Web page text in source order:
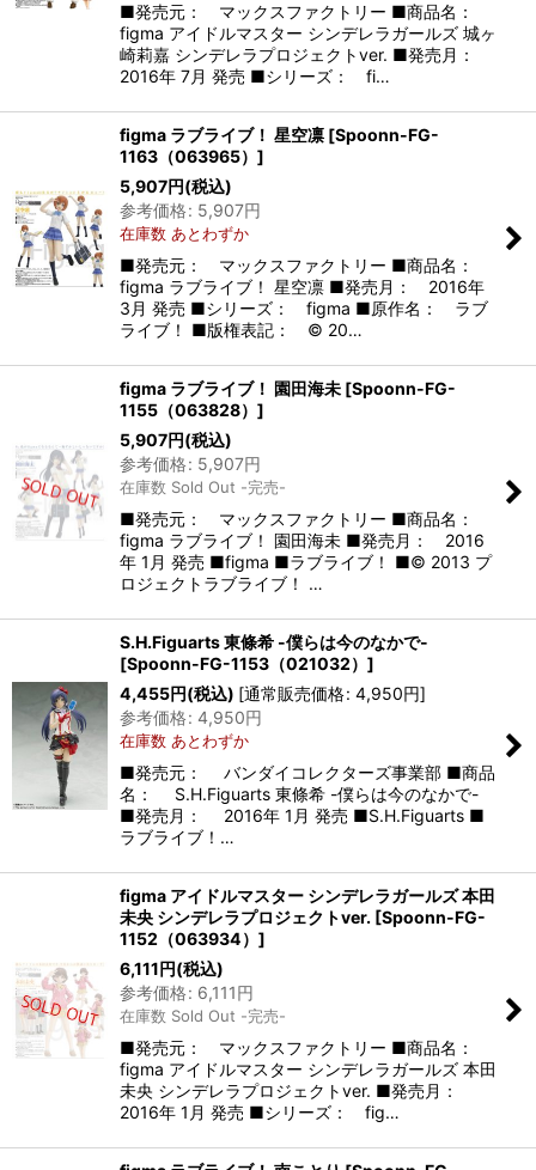
■発売元： マックスファクトリー ■商品名：
figma アイドルマスター シンデレラガールズ 城ヶ
崎莉嘉 シンデレラプロジェクトver. ■発売月：
2016年 7月 発売 ■シリーズ： fi…
figma ラブライブ！ 星空凛 [Spoonn-FG-
1163（063965） ]
5,907円(税込)
参考価格: 5,907円
在庫数 あとわずか
■発売元： マックスファクトリー ■商品名：
figma ラブライブ！ 星空凛 ■発売月： 2016年
3月 発売 ■シリーズ： figma ■原作名： ラブ
ライブ！ ■版権表記： © 20…
figma ラブライブ！ 園田海未 [Spoonn-FG-
1155（063828） ]
5,907円(税込)
参考価格: 5,907円
在庫数 Sold Out -完売-
■発売元： マックスファクトリー ■商品名：
figma ラブライブ！ 園田海未 ■発売月： 2016
年 1月 発売 ■figma ■ラブライブ！ ■© 2013 プ
ロジェクトラブライブ！ …
S.H.Figuarts 東條希 -僕らは今のなかで-
[Spoonn-FG-1153（021032） ]
4,455円(税込) [通常販売価格: 4,950円]
参考価格: 4,950円
在庫数 あとわずか
■発売元： バンダイコレクターズ事業部 ■商品
名： S.H.Figuarts 東條希 -僕らは今のなかで-
■発売月： 2016年 1月 発売 ■S.H.Figuarts ■
ラブライブ！…
figma アイドルマスター シンデレラガールズ 本田
未央 シンデレラプロジェクトver. [Spoonn-FG-
1152（063934） ]
6,111円(税込)
参考価格: 6,111円
在庫数 Sold Out -完売-
■発売元： マックスファクトリー ■商品名：
figma アイドルマスター シンデレラガールズ 本田
未央 シンデレラプロジェクトver. ■発売月：
2016年 1月 発売 ■シリーズ： fig…